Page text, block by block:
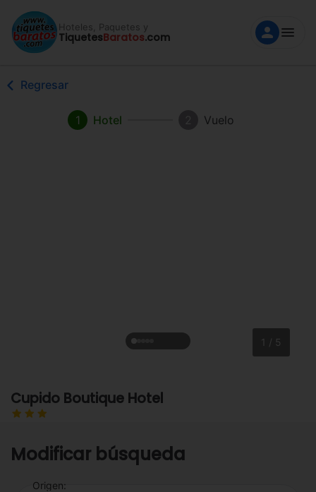
Hoteles, Paquetes y
TiquetesBaratos.com
Regresar
1 Hotel Vuelo
1 / 5
Cupido Boutique Hotel
Modificar búsqueda
Origen: